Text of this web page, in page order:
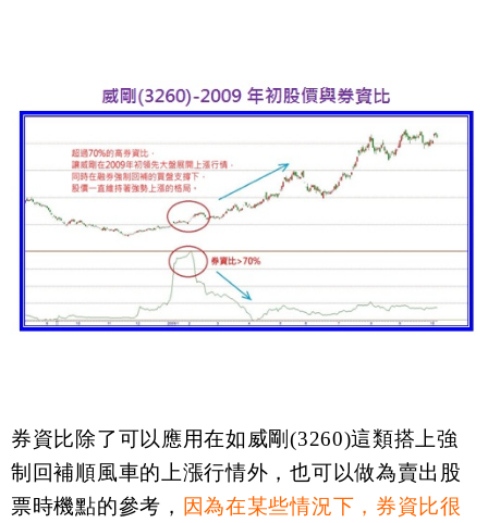
券資比除了可以應用在如威剛(3260)這類搭上強
制回補順風車的上漲行情外，也可以做為賣出股
票時機點的參考， 因為在某些情況下，券資比很